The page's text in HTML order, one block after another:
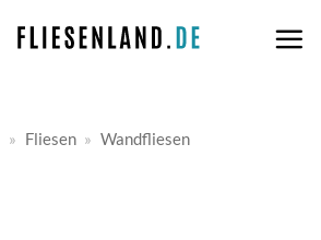
» Fliesen » Wandfliesen